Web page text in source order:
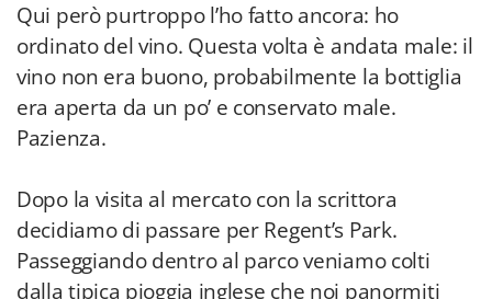
Qui però purtroppo l’ho fatto ancora: ho
ordinato del vino. Questa volta è andata male: il
vino non era buono, probabilmente la bottiglia
era aperta da un po’ e conservato male.
Pazienza.
Dopo la visita al mercato con la scrittora
decidiamo di passare per Regent’s Park.
Passeggiando dentro al parco veniamo colti
dalla tipica pioggia inglese che noi panormiti